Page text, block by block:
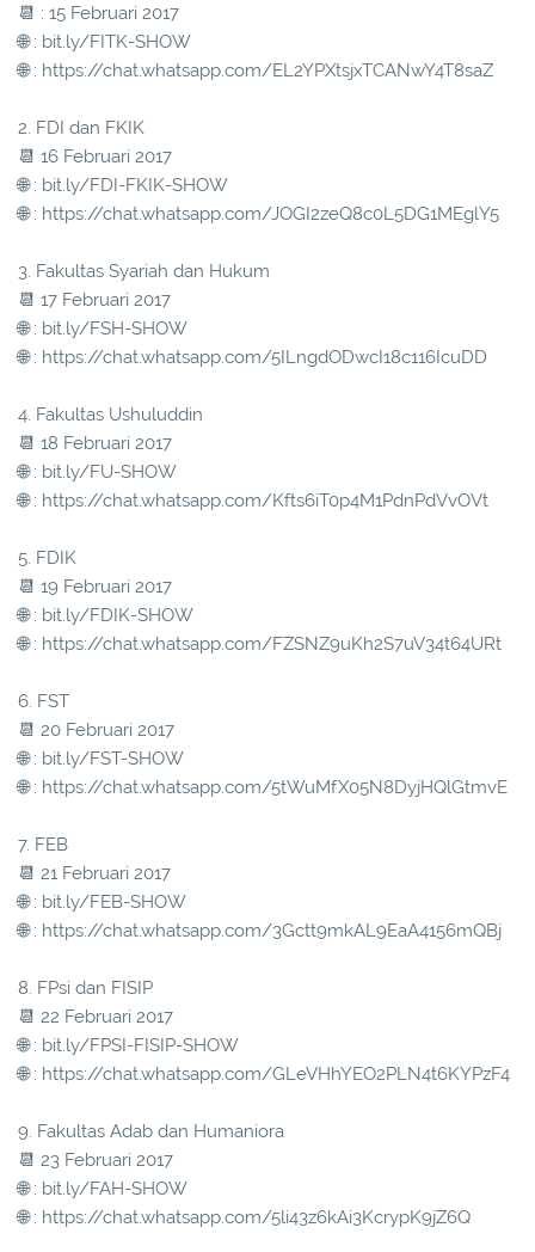
📆 : 15 Februari 2017
🌐 : bit.ly/FITK-SHOW
🌐 : https://chat.whatsapp.com/EL2YPXtsjxTCANwY4T8saZ
2. FDI dan FKIK
📆 16 Februari 2017
🌐 : bit.ly/FDI-FKIK-SHOW
🌐 : https://chat.whatsapp.com/JOGI2zeQ8c0L5DG1MEglY5
3. Fakultas Syariah dan Hukum
📆 17 Februari 2017
🌐 : bit.ly/FSH-SHOW
🌐 : https://chat.whatsapp.com/5ILngdODwcI18c116IcuDD
4. Fakultas Ushuluddin
📆 18 Februari 2017
🌐 : bit.ly/FU-SHOW
🌐 : https://chat.whatsapp.com/Kfts6iT0p4M1PdnPdVvOVt
5. FDIK
📆 19 Februari 2017
🌐 : bit.ly/FDIK-SHOW
🌐 : https://chat.whatsapp.com/FZSNZ9uKh2S7uV34t64URt
6. FST
📆 20 Februari 2017
🌐 : bit.ly/FST-SHOW
🌐 : https://chat.whatsapp.com/5tWuMfX05N8DyjHQlGtmvE
7. FEB
📆 21 Februari 2017
🌐 : bit.ly/FEB-SHOW
🌐 : https://chat.whatsapp.com/3Gctt9mkAL9EaA4156mQBj
8. FPsi dan FISIP
📆 22 Februari 2017
🌐 : bit.ly/FPSI-FISIP-SHOW
🌐 : https://chat.whatsapp.com/GLeVHhYEO2PLN4t6KYPzF4
9. Fakultas Adab dan Humaniora
📆 23 Februari 2017
🌐 : bit.ly/FAH-SHOW
🌐 : https://chat.whatsapp.com/5li43z6kAi3KcrypK9jZ6Q